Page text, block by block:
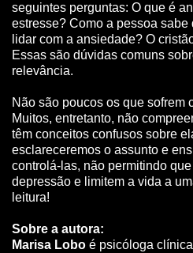
seguintes perguntas: O que é
estresse? Como a pessoa
lidar com a ansiedade? O
Essas são dúvidas comuns
relevância.
Não são poucos os que sofrem
Muitos, entretanto, não
têm conceitos confusos sobre
esclareceremos o assunto e
controlá-las, não permitindo
depressão e limitem a vida a
leitura!
Sobre a autora:
Marisa Lobo é psicóloga